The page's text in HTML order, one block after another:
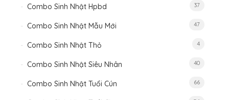
Combo Sinh Nhật Hpbd 37
Combo Sinh Nhật Mẫu Mới 47
Combo Sinh Nhật Thỏ 4
Combo Sinh Nhật Siêu Nhân 40
Combo Sinh Nhật Tuổi Cún 66